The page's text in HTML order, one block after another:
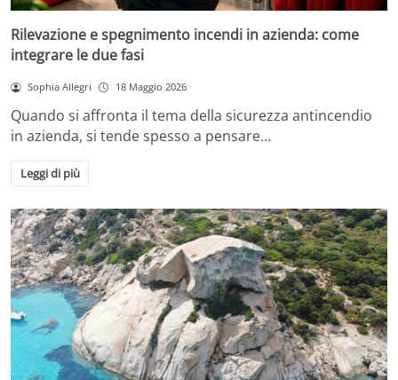
Rilevazione e spegnimento incendi in azienda: come
integrare le due fasi
Sophia Allegri 18 Maggio 2026
Quando si affronta il tema della sicurezza antincendio
in azienda, si tende spesso a pensare…
Leggi di più